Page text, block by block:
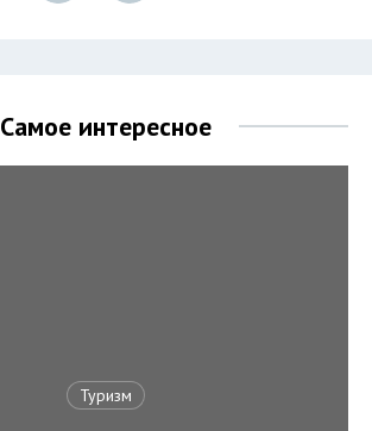
Самое интересное
Туризм